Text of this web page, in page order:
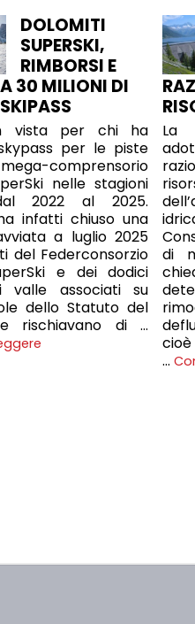
DOLOMITI
SUPERSKI,
RIMBORSI E
30 MILIONI DI
vista per chi ha
per le piste
comprensorio
nelle stagioni
2022 al 2025.
infatti chiuso una
a luglio 2025
del Federconsorzio
e dei dodici
valle associati su
dello Statuto del
rischiavano di …
La
di
…